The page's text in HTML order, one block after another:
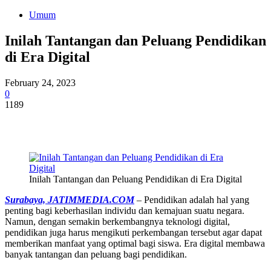
Umum
Inilah Tantangan dan Peluang Pendidikan
di Era Digital
February 24, 2023
0
1189
Inilah Tantangan dan Peluang Pendidikan di Era Digital
Surabaya, JATIMMEDIA.COM– Pendidikan adalah hal yang
penting bagi keberhasilan individu dan kemajuan suatu negara.
Namun, dengan semakin berkembangnya teknologi digital,
pendidikan juga harus mengikuti perkembangan tersebut agar dapat
memberikan manfaat yang optimal bagi siswa. Era digital membawa
banyak tantangan dan peluang bagi pendidikan.